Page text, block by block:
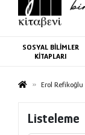
SOSYAL BİLİMLER
KİTAPLARI
Erol Refikoğlu
Listeleme